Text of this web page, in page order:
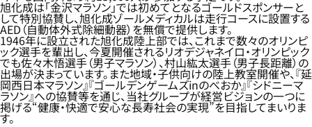
旭化成は「金沢マラソン」では初めてとなるゴールドスポンサーと
して特別協賛し、旭化成ゾールメディカルは走行コースに設置する
AED（自動体外式除細動器）を無償で提供します。
1946年に設立された旭化成陸上部では、これまで数々のオリンピ
ック選手を輩出し、今夏開催されるリオデジャネイロ・オリンピック
でも佐々木悟選手（男子マラソン）、村山紘太選手（男子長距離）の
出場が決まっています。また地域・子供向けの陸上教室開催や、『延
岡西日本マラソン』『ゴールデンゲームズinのべおか』『シドニーマ
ラソン』への協賛等を通じ、当社グループが経営ビジョンの一つに
掲げる“健康・快適で安心な長寿社会の実現”を目指してまいりま
す。